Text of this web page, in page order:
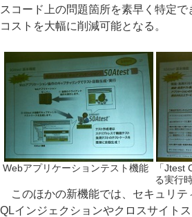
スコード上の問題箇所を素早く特定
コストを大幅に削減可能となる。
Webアプリケーションテスト機能
「Jtest
る実行
このほかの新機能では、セキュリテ
QLインジェクションやクロスサイト